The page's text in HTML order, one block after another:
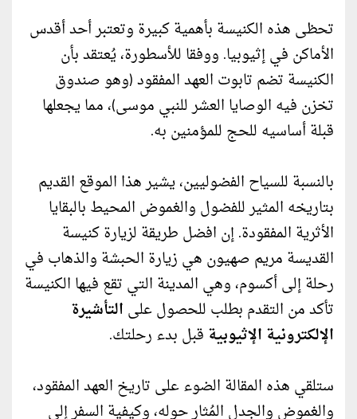
تحظى هذه الكنيسة بأهمية كبيرة وتعتبر أحد أقدس
الأماكن في إثيوبيا. ووفقا للأسطورة، يُعتقد بأن
الكنيسة تضم تابوت العهد المفقود (وهو صندوق
تخزن فيه الوصايا العشر للنبي موسى)، مما يجعلها
قبلة أساسيه للحج للمؤمنين به.
بالنسبة للسياح الفضوليين، يشير هذا الموقع القديم
بتاريخه المثير للفضول والغموض المحيط بالبقايا
الأثرية المفقودة. إن افضل طريقة لزيارة كنيسة
القديسة مريم صهيون هي زيارة الحبشة والذهاب في
رحلة إلى أكسوم، وهي المدينة التي تقع فيها الكنيسة
تأكد من التقدم بطلب للحصول على التأشيرة
الإلكترونية الإثيوبية قبل بدء رحلتك.
ستلقي هذه المقالة الضوء على تاريخ العهد المفقود،
والغموض والجدل المُثار حوله، وكيفية السفر إلى